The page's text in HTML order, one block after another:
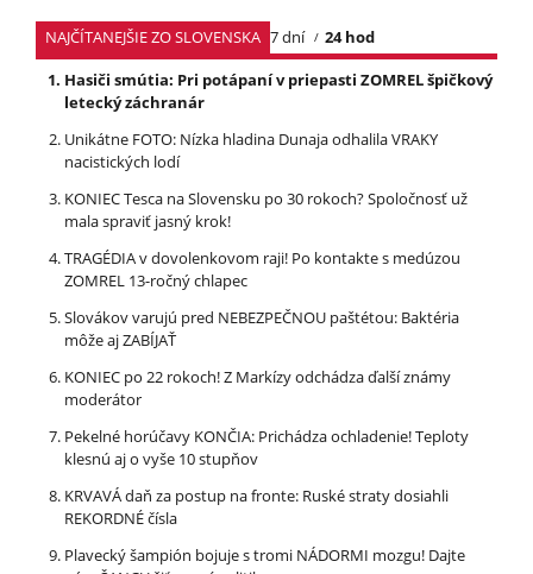
NAJČÍTANEJŠIE ZO SLOVENSKA 7 dní
24 hod
Hasiči smútia: Pri potápaní v priepasti ZOMREL špičkový
letecký záchranár
Unikátne FOTO: Nízka hladina Dunaja odhalila VRAKY
nacistických lodí
KONIEC Tesca na Slovensku po 30 rokoch? Spoločnosť už
mala spraviť jasný krok!
TRAGÉDIA v dovolenkovom raji! Po kontakte s medúzou
ZOMREL 13-ročný chlapec
Slovákov varujú pred NEBEZPEČNOU paštétou: Baktéria
môže aj ZABÍJAŤ
KONIEC po 22 rokoch! Z Markízy odchádza ďalší známy
moderátor
Pekelné horúčavy KONČIA: Prichádza ochladenie! Teploty
klesnú aj o vyše 10 stupňov
KRVAVÁ daň za postup na fronte: Ruské straty dosiahli
REKORDNÉ čísla
Plavecký šampión bojuje s tromi NÁDORMI mozgu! Dajte